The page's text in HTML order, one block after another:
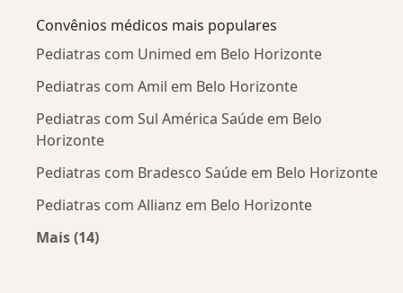
Convênios médicos mais populares
Pediatras com Unimed em Belo Horizonte
Pediatras com Amil em Belo Horizonte
Pediatras com Sul América Saúde em Belo
Horizonte
Pediatras com Bradesco Saúde em Belo Horizonte
Pediatras com Allianz em Belo Horizonte
Mais (14)